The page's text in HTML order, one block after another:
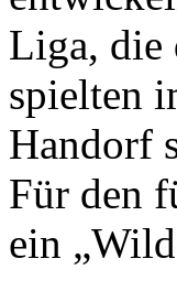
Liga, die
spielten
Handorf
Für den
ein